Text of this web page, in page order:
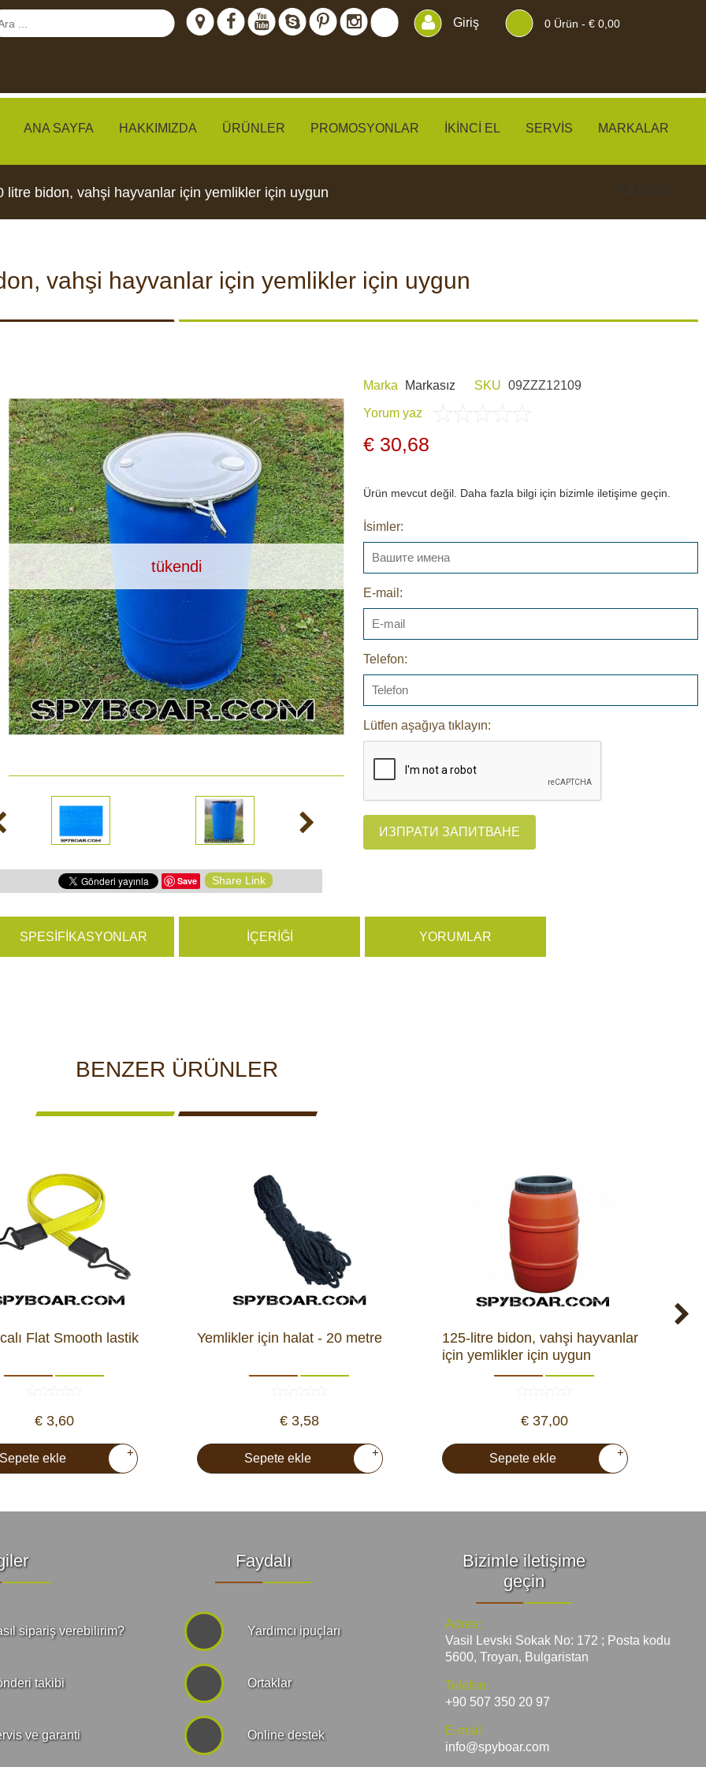
Giriş 0Ürün - € 0,00
ANA SAYFA HAKKIMIZDA ÜRÜNLER PROMOSYONLAR İKINCI EL SERVIS MARKALAR
İLETIŞIM
CCTV KAMERALARI YEMLIKLER
KENDINI SAVUNMA KAMP VE HOBI AV KIYAFETLERI
VE
AKÜLER VE PILLER
GÜNEŞ PANELLERI VE ŞARJ
CIHAZLARI
İÇI KAMERA HEDIYELIK
Kameraları
litre bidon, vahşi hayvanlar için yemlikler için uygun
vahşi hayvanlar için yemlikler için uygun
tükendi
Save Share Link
Marka Markasız SKU 09ZZZ12109
Yorum yaz
€ 30,68
Ürün mevcut değil. Daha fazla bilgi için bizimle iletişime geçin.
İsimler:
E-mail:
Telefon:
Lütfen aşağıya tıklayın:
ИЗПРАТИ ЗАПИТВАНЕ
SPESIFIKASYONLAR İÇERIĞI YORUMLAR
BENZER ÜRÜNLER
Flat Smooth lastik
€ 3,60
Sepete ekle +
Yemlikler için halat - 20 metre
€ 3,58
Sepete ekle +
125-litre bidon, vahşi hayvanlar
için yemlikler için uygun
€ 37,00
Sepete ekle +
sipariş verebilirim?
takibi
ve garanti
Faydalı
Yardımcı ipuçları
Ortaklar
Online destek
Bizimle iletişime
geçin
Adres:
Vasil Levski Sokak No: 172 ; Posta kodu
5600, Troyan, Bulgaristan
Telefon:
+90 507 350 20 97
E-mail:
info@spyboar.com